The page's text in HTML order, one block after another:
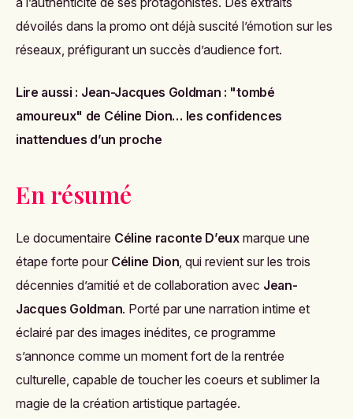
dévoilés dans la promo ont déjà suscité l’émotion sur les
réseaux, préfigurant un succès d’audience fort.
Lire aussi : Jean-Jacques Goldman : "tombé
amoureux" de Céline Dion… les confidences
inattendues d’un proche
En résumé
Le documentaire Céline raconte D’euxmarque une
étape forte pour Céline Dion, qui revient sur les trois
décennies d’amitié et de collaboration avec Jean-
Jacques Goldman. Porté par une narration intime et
éclairé par des images inédites, ce programme
s’annonce comme un moment fort de la rentrée
culturelle, capable de toucher les coeurs et sublimer la
magie de la création artistique partagée.